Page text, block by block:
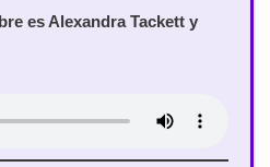
es Alexandra Tackett y